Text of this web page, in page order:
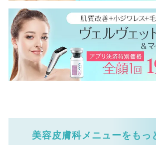
美容皮膚科メニューをもっ